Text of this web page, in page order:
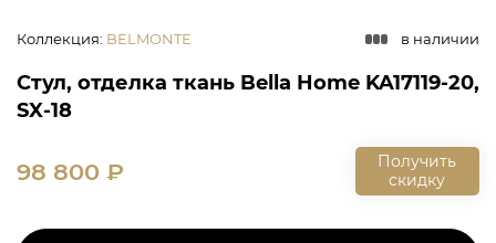
Коллекция: BELMONTE в наличии
Стул, отделка ткань Bella Home KA17119-20,
SX-18
98 800 ₽
Получить
скидку